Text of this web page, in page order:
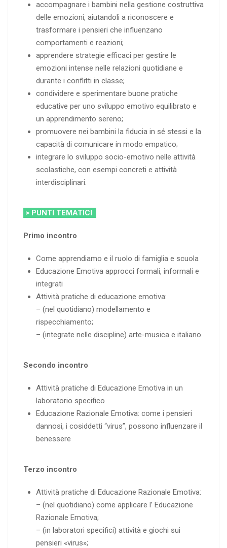
accompagnare i bambini nella gestione costruttiva
delle emozioni, aiutandoli a riconoscere e
trasformare i pensieri che influenzano
comportamenti e reazioni;
apprendere strategie efficaci per gestire le
emozioni intense nelle relazioni quotidiane e
durante i conflitti in classe;
condividere e sperimentare buone pratiche
educative per uno sviluppo emotivo equilibrato e
un apprendimento sereno;
promuovere nei bambini la fiducia in sé stessi e la
capacità di comunicare in modo empatico;
integrare lo sviluppo socio-emotivo nelle attività
scolastiche, con esempi concreti e attività
interdisciplinari.
> PUNTI TEMATICI
Primo incontro
Come apprendiamo e il ruolo di famiglia e scuola
Educazione Emotiva approcci formali, informali e
integrati
Attività pratiche di educazione emotiva:
– (nel quotidiano) modellamento e
rispecchiamento;
– (integrate nelle discipline) arte-musica e italiano.
Secondo incontro
Attività pratiche di Educazione Emotiva in un
laboratorio specifico
Educazione Razionale Emotiva: come i pensieri
dannosi, i cosiddetti “virus”, possono influenzare il
benessere
Terzo incontro
Attività pratiche di Educazione Razionale Emotiva:
– (nel quotidiano) come applicare l’ Educazione
Razionale Emotiva;
– (in laboratori specifici) attività e giochi sui
pensieri «virus»;